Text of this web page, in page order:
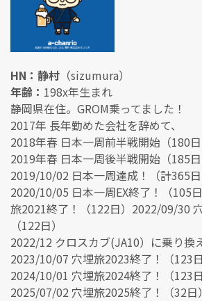
HN：静村 （sizumura）
年齢： 198x年生まれ
静岡県在住。GROM乗ってました！
2017年 長年勤めた会社を辞めて、
2018年春 日本一周前半戦開始（180日
2019年春 日本一周後半戦開始（185日
2019/10/02 日本一周達成！（計365日
2020/10/05 日本一周EX終了！（105
旅2021終了！（122日）2022/09/30
（122日）
2022/12 クロスカブ(JA10）に乗り換
2023/10/07 穴埋旅2023終了！（123日
2024/10/01 穴埋旅2024終了！（123日
2025/07/02 穴埋旅2025終了！（32日）